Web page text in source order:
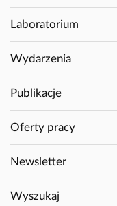
Laboratorium
Wydarzenia
Publikacje
Oferty pracy
Newsletter
Wyszukaj